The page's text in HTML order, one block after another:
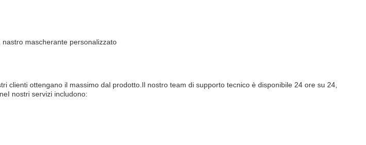
mascherante personalizzato
ottengano il massimo dal prodotto.Il nostro team di supporto tecnico è disponibile 24 ore su 24,
nostri servizi includono: